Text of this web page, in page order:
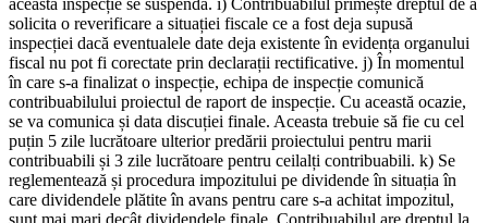
solicita o reverificare a situației fiscale ce a fost deja supusă
inspecției dacă eventualele date deja existente în evidența organului
fiscal nu pot fi corectate prin declarații rectificative. j) În momentul
în care s-a finalizat o inspecție, echipa de inspecție comunică
contribuabilului proiectul de raport de inspecție. Cu această ocazie,
se va comunica și data discuției finale. Aceasta trebuie să fie cu cel
puțin 5 zile lucrătoare ulterior predării proiectului pentru marii
contribuabili și 3 zile lucrătoare pentru ceilalți contribuabili. k) Se
reglementează și procedura impozitului pe dividende în situația în
care dividendele plătite în avans pentru care s-a achitat impozitul,
sunt mai mari decât dividendele finale. Contribuabilul are dreptul la